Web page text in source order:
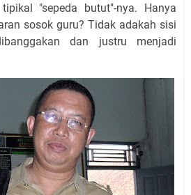
"sepeda butut"-nya. Hanya
sosok guru? Tidak adakah sisi
dan justru menjadi